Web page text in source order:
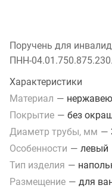
Поручень для
ПНН-
Характеристики
Материал —
Покрытие — без
Диаметр трубы, мм —
Особенности — левый
Тип изделия —
Размещение — для